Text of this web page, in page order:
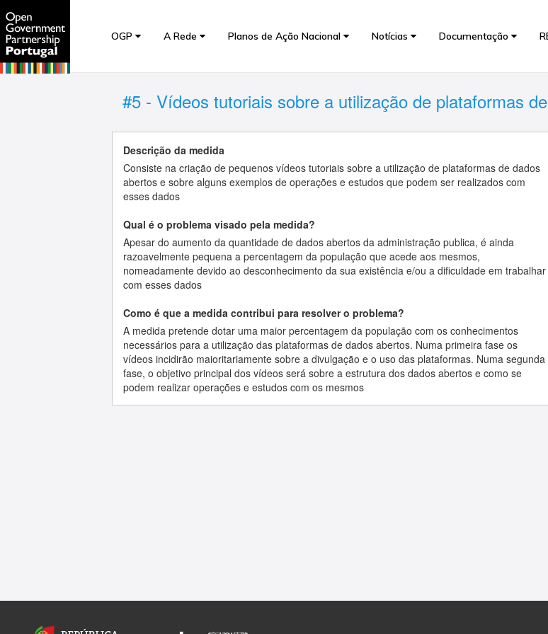
OGP A Rede Planos de Ação Nacional Notícias Documentação
#5 - Vídeos tutoriais sobre a utilização de plataformas
Descrição da medida
Consiste na criação de pequenos vídeos tutoriais sobre a utilização de plataformas de dados
abertos e sobre alguns exemplos de operações e estudos que podem ser realizados com
esses dados
Qual é o problema visado pela medida?
Apesar do aumento da quantidade de dados abertos da administração publica, é ainda
razoavelmente pequena a percentagem da população que acede aos mesmos,
nomeadamente devido ao desconhecimento da sua existência e/ou a dificuldade em trabalhar
com esses dados
Como é que a medida contribui para resolver o problema?
A medida pretende dotar uma maior percentagem da população com os conhecimentos
necessários para a utilização das plataformas de dados abertos. Numa primeira fase os
vídeos incidirão maioritariamente sobre a divulgação e o uso das plataformas. Numa segunda
fase, o objetivo principal dos vídeos será sobre a estrutura dos dados abertos e como se
podem realizar operações e estudos com os mesmos